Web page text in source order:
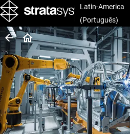
Latin-America
(Português)